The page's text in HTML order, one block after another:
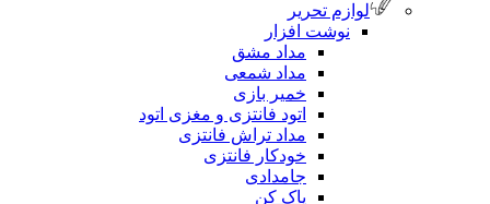
لوازم تحریر
نوشت افزار
مداد مشق
مداد شمعی
خمیر بازی
اتود فانتزی و مغزی اتود
مداد تراش فانتزی
خودکار فانتزی